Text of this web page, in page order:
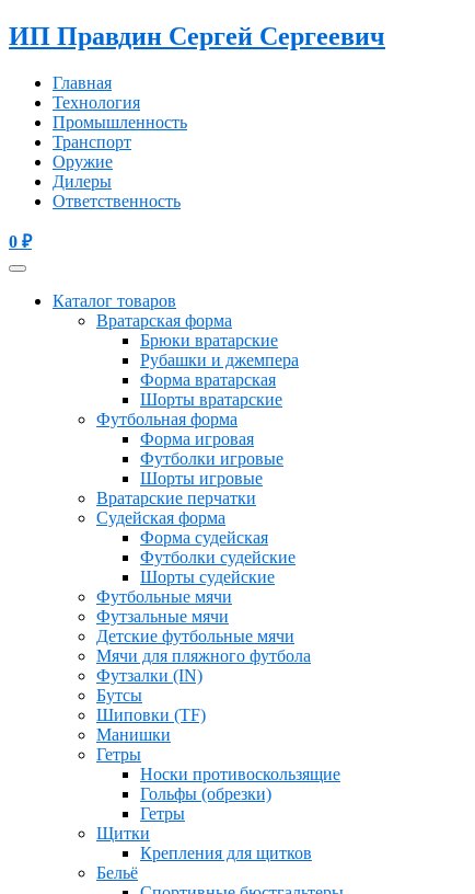
ИП Правдин Сергей Сергеевич
Главная
Технология
Промышленность
Транспорт
Оружие
Дилеры
Ответственность
0 ₽
Каталог товаров
Вратарская форма
Брюки вратарские
Рубашки и джемпера
Форма вратарская
Шорты вратарские
Футбольная форма
Форма игровая
Футболки игровые
Шорты игровые
Вратарские перчатки
Судейская форма
Форма судейская
Футболки судейские
Шорты судейские
Футбольные мячи
Футзальные мячи
Детские футбольные мячи
Мячи для пляжного футбола
Футзалки (IN)
Бутсы
Шиповки (TF)
Манишки
Гетры
Носки противоскользящие
Гольфы (обрезки)
Гетры
Щитки
Крепления для щитков
Бельё